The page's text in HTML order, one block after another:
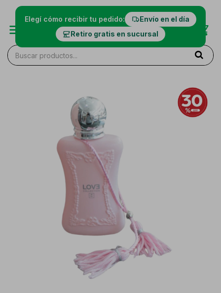
Elegí cómo recibir tu pedido:
Envío en el día
Retiro gratis en sucursal